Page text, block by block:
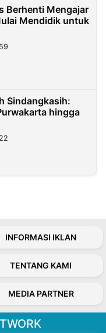
Berhenti Mengajar
Mendidik untuk
Sindangkasih:
hingga
INFORMASI IKLAN
TENTANG KAMI
MEDIA PARTNER